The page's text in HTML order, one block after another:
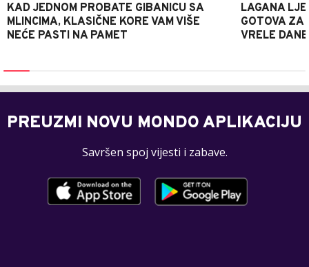
KAD JEDNOM PROBATE GIBANICU SA
MLINCIMA, KLASIČNE KORE VAM VIŠE
NEĆE PASTI NA PAMET
LAGANA
GOTOVA ZA
VRELE DANE
PREUZMI NOVU MONDO APLIKACIJU
Savršen spoj vijesti i zabave.